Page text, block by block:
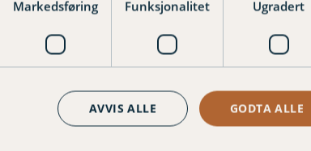
Markedsføring Funksjonalitet Ugradert
GODTA ALLE
AVVIS ALLE